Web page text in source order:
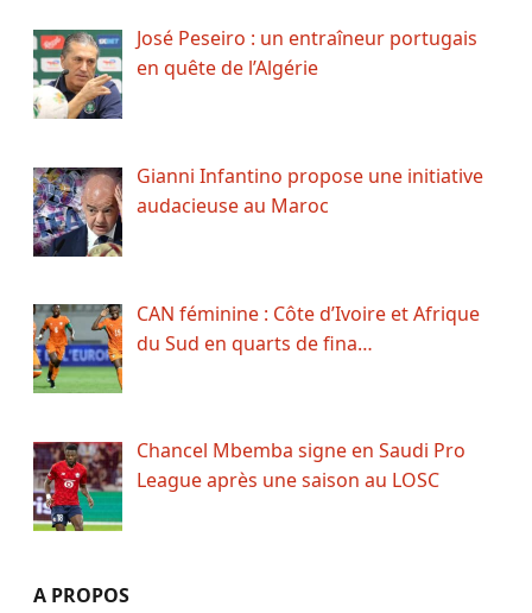
José Peseiro : un entraîneur portugais
en quête de l’Algérie
Gianni Infantino propose une initiative
audacieuse au Maroc
CAN féminine : Côte d’Ivoire et Afrique
du Sud en quarts de fina…
Chancel Mbemba signe en Saudi Pro
League après une saison au LOSC
A PROPOS